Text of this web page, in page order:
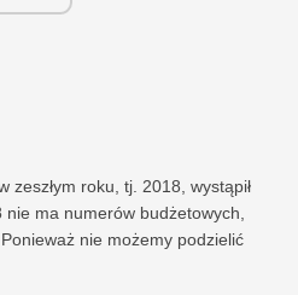
zeszłym roku, tj. 2018, wystąpił
nie ma numerów budżetowych,
nie możemy podzielić